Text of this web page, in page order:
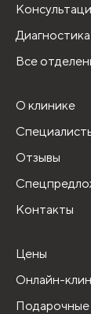
Все
О клинике
Отзывы
Контакты
Цены
Онлайн-